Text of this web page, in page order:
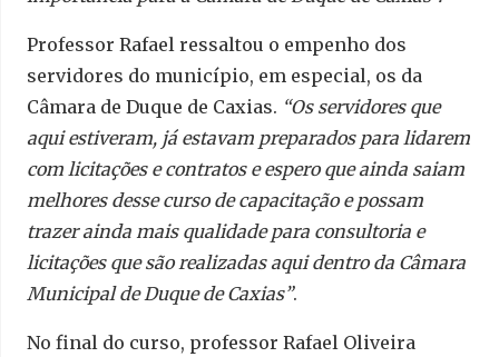
Professor Rafael ressaltou o empenho dos
servidores do município, em especial, os da
Câmara de Duque de Caxias. “Os servidores que
aqui estiveram, já estavam preparados para lidarem
com licitações e contratos e espero que ainda saiam
melhores desse curso de capacitação e possam
trazer ainda mais qualidade para consultoria e
licitações que são realizadas aqui dentro da Câmara
Municipal de Duque de Caxias”.
No final do curso, professor Rafael Oliveira